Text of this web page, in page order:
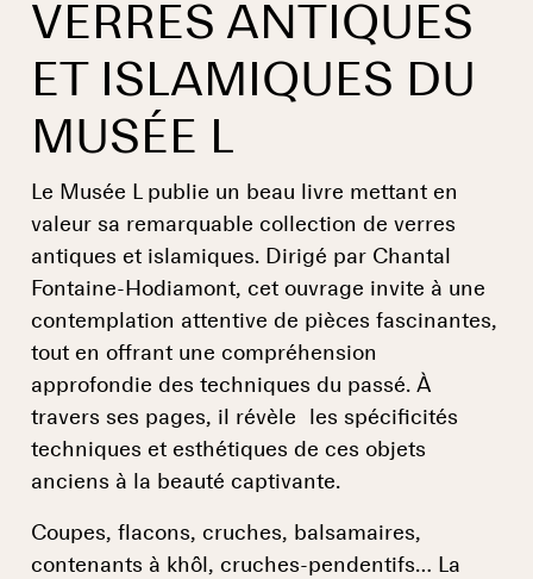
VERRES ANTIQUES
ET ISLAMIQUES DU
MUSÉE L
Le Musée L publie un beau livre mettant en
valeur sa remarquable collection de verres
antiques et islamiques. Dirigé par Chantal
Fontaine-Hodiamont, cet ouvrage invite à une
contemplation attentive de pièces fascinantes,
tout en offrant une compréhension
approfondie des techniques du passé. À
travers ses pages, il révèle les spécificités
techniques et esthétiques de ces objets
anciens à la beauté captivante.
Coupes, flacons, cruches, balsamaires,
contenants à khôl, cruches-pendentifs… La